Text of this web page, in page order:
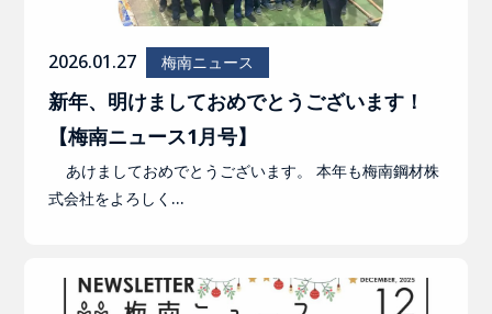
2026.01.27 梅南ニュース
新年、明けましておめでとうございます！
【梅南ニュース1月号】
あけましておめでとうございます。 本年も梅南鋼材株
式会社をよろしく…